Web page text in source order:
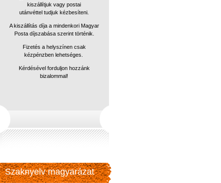
kiszállítjuk vagy postai
utánvétteltudjuk kézbesíteni.
A kiszállítás díja a mindenkori Magyar
Posta díjszabása szerint történik.
Fizetés a helyszínen csak
kézpénzben lehetséges.
Kérdésével forduljon hozzánk
bizalommal!
Szaknyelv magyarázat